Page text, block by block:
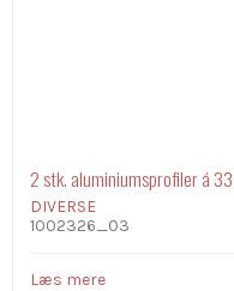
2 stk. aluminiumsprofiler á
DIVERSE
1002326_03
Læs mere